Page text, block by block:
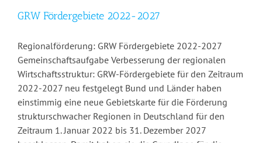
GRW Fördergebiete 2022-2027
Regionalförderung: GRW Fördergebiete 2022-2027
Gemeinschaftsaufgabe Verbesserung der regionalen
Wirtschaftsstruktur: GRW-Fördergebiete für den Zeitraum
2022-2027 neu festgelegt Bund und Länder haben
einstimmig eine neue Gebietskarte für die Förderung
strukturschwacher Regionen in Deutschland für den
Zeitraum 1. Januar 2022 bis 31. Dezember 2027